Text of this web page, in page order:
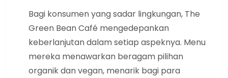
Bagi konsumen yang sadar lingkungan, The
Green Bean Café mengedepankan
keberlanjutan dalam setiap aspeknya. Menu
mereka menawarkan beragam pilihan
organik dan vegan, menarik bagi para